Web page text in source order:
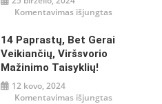
Komentavimas išjungtasįraše
gliukozės
reguliavimas
14 Paprastų, Bet Gerai
Veikiančių, Viršsvorio
Mažinimo Taisyklių!
12 kovo, 2024
Komentavimas išjungtasįraše